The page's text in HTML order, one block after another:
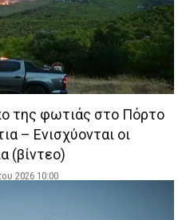
της φωτιάς στο Πόρτο
– Ενισχύονται οι
(βίντεο)
2026 10:00